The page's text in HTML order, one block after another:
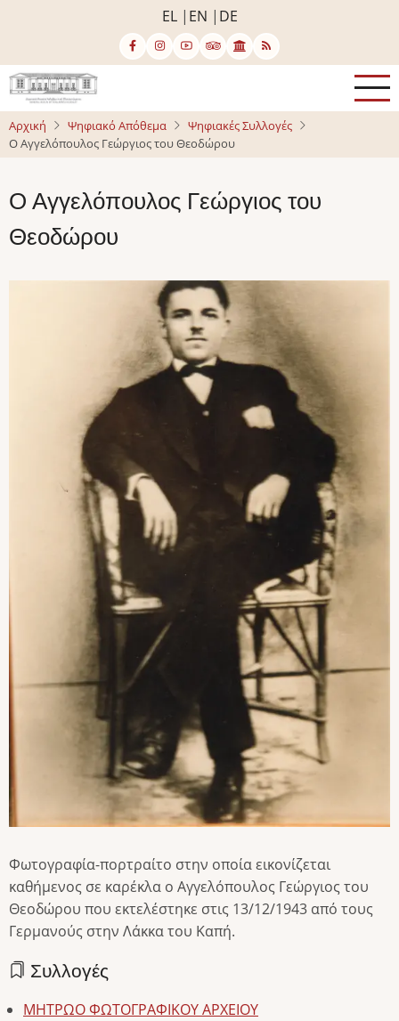
κυρίως
περιεχόμενο
EL EN DE
Αρχική Ψηφιακό Απόθεμα
Ψηφιακές Συλλογές
Ο Αγγελόπουλος Γεώργιος του Θεοδώρου
Ο Αγγελόπουλος Γεώργιος του
Θεοδώρου
Φωτογραφία-πορτραίτο στην οποία εικονίζεται
καθήμενος σε καρέκλα ο Αγγελόπουλος Γεώργιος του
Θεοδώρου που εκτελέστηκε στις 13/12/1943 από τους
Γερμανούς στην Λάκκα του Καπή.
Συλλογές
ΜΗΤΡΩΟ ΦΩΤΟΓΡΑΦΙΚΟΥ ΑΡΧΕΙΟΥ